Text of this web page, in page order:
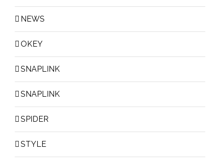
NEWS
OKEY
SNAPLINK
SNAPLINK
SPIDER
STYLE